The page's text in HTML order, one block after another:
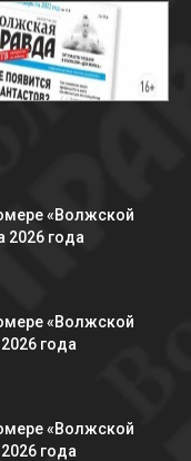
«Волжской
2026 года
«Волжской
года
«Волжской
года